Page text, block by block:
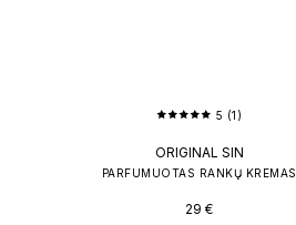
5 (1)
ORIGINAL SIN
PARFUMUOTAS RANKŲ KREMAS
29 €